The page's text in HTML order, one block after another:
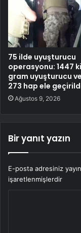
75 ilde uyuşturucu
operasyonu: 1447
gram uyuşturucu
273 hap ele
Ağustos 9, 2026
Bir yanıt yazın
E-posta adresiniz
işaretlenmişlerdir